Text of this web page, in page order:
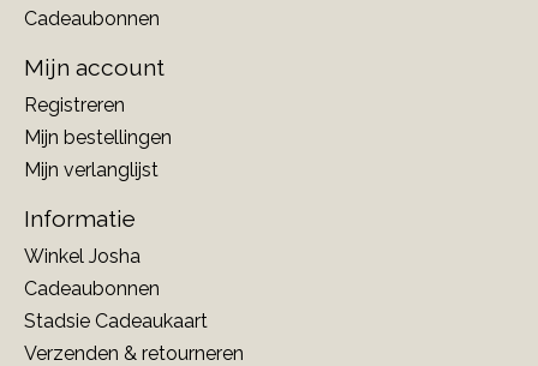
Cadeaubonnen
Mijn account
Registreren
Mijn bestellingen
Mijn verlanglijst
Informatie
Winkel Josha
Cadeaubonnen
Stadsie Cadeaukaart
Verzenden & retourneren